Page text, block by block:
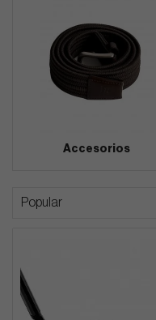
Accesorios
Popular